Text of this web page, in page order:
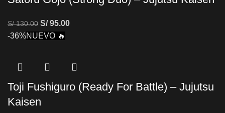
S/130.00 S/95.00
-36%NUEVO 🔥
Toji Fushiguro (Ready For Battle) – Jujutsu
Kaisen